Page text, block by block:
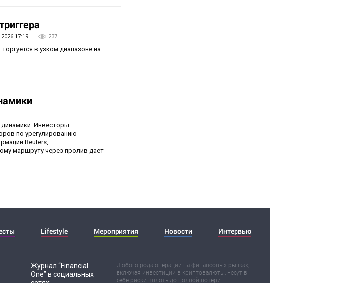
17:19 237
в узком диапазоне на
Инвесторы
по урегулированию
Reuters,
маршруту через пролив дает
Lifestyle Мероприятия Новости Интервью
Журнал “Financial
One” в социальных
Любого рода операции на финансовых рынках,
включая инвестиции в криптовалюты, несут в
себе риски вплоть до полной потери